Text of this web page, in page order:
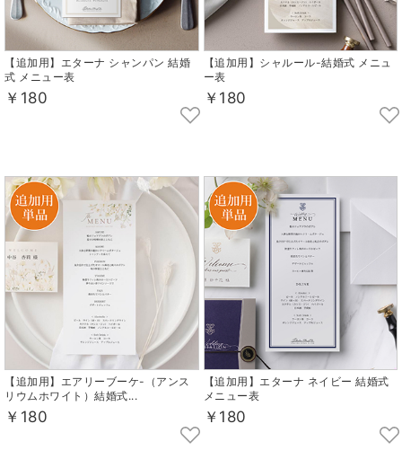
【追加用】エターナ シャンパン 結婚
式 メニュー表
￥180
【追加用】シャルール-結婚式 メニュ
ー表
￥180
【追加用】エアリーブーケ-（アンス
リウムホワイト）結婚式...
￥180
【追加用】エターナ ネイビー 結婚式
メニュー表
￥180